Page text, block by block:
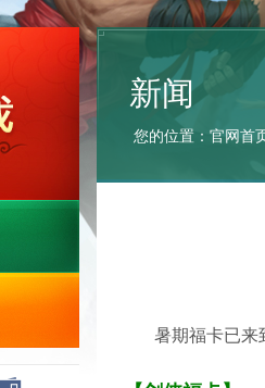
新闻
您的位置： 官网首
暑期福卡已来到